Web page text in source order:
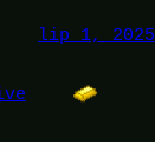
lip 1, 2025